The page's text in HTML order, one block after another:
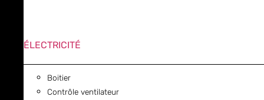
ÉLECTRICITÉ
Boitier
Contrôle ventilateur